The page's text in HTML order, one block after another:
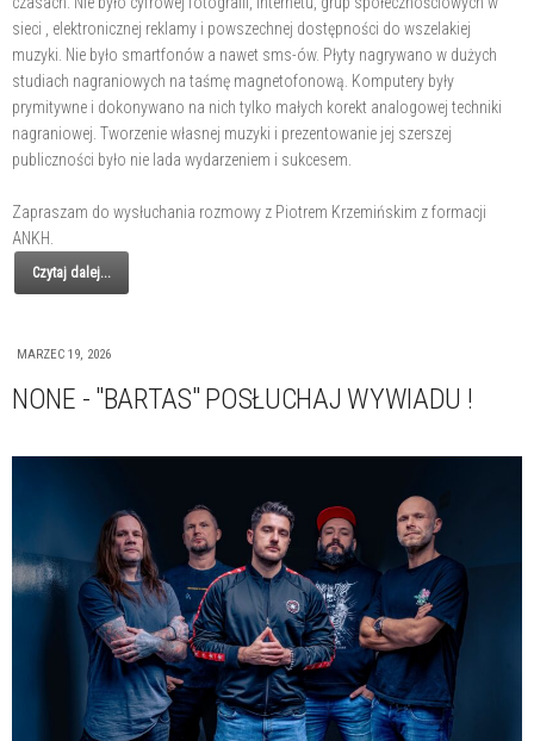
sieci , elektronicznej reklamy i powszechnej dostępności do wszelakiej
muzyki. Nie było smartfonów a nawet sms-ów. Płyty nagrywano w dużych
studiach nagraniowych na taśmę magnetofonową. Komputery były
prymitywne i dokonywano na nich tylko małych korekt analogowej techniki
nagraniowej. Tworzenie własnej muzyki i prezentowanie jej szerszej
publiczności było nie lada wydarzeniem i sukcesem.
Zapraszam do wysłuchania rozmowy z Piotrem Krzemińskim z formacji
ANKH.
Czytaj dalej...
MARZEC 19, 2026
NONE - "BARTAS" POSŁUCHAJ WYWIADU !